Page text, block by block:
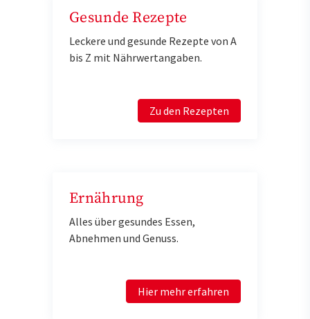
Gesunde Rezepte
Leckere und gesunde Rezepte von A
bis Z mit Nährwertangaben.
Zu den Rezepten
Ernährung
Alles über gesundes Essen,
Abnehmen und Genuss.
Hier mehr erfahren